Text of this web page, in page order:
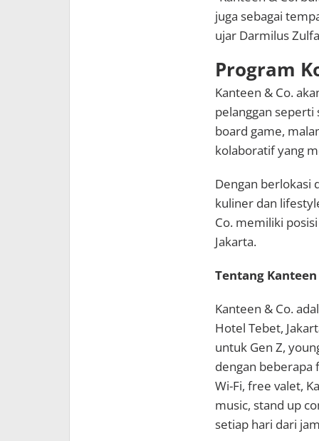
juga sebagai
ujar Darmilus
Program
Kanteen & Co.
pelanggan seperti
board game,
kolaboratif yang
Dengan berlokasi
kuliner dan
Co. memiliki
Jakarta.
Tentang Kanteen
Kanteen & Co.
Hotel Tebet,
untuk Gen Z,
dengan beberapa
Wi-Fi, free valet,
music, stand up
setiap hari dari